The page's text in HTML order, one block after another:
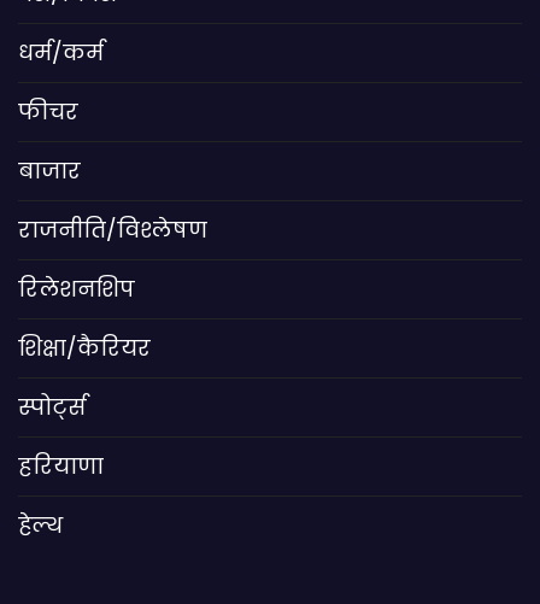
धर्म/कर्म
फीचर
बाजार
राजनीति/विश्लेषण
रिलेशनशिप
शिक्षा/कैरियर
स्पोर्ट्स
हरियाणा
हेल्थ